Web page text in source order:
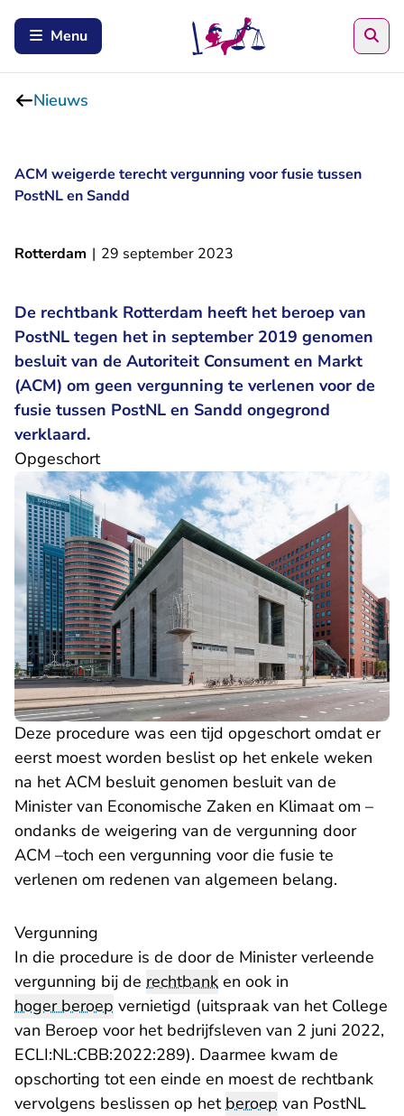
Menu
Nieuws
ACM weigerde terecht vergunning voor fusie tussen
PostNL en Sandd
Rotterdam | 29 september 2023
De rechtbank Rotterdam heeft het beroep van
PostNL tegen het in september 2019 genomen
besluit van de Autoriteit Consument en Markt
(ACM) om geen vergunning te verlenen voor de
fusie tussen PostNL en Sandd ongegrond
verklaard.
Opgeschort
Deze procedure was een tijd opgeschort omdat er
eerst moest worden beslist op het enkele weken
na het ACM besluit genomen besluit van de
Minister van Economische Zaken en Klimaat om –
ondanks de weigering van de vergunning door
ACM –toch een vergunning voor die fusie te
verlenen om redenen van algemeen belang.
Vergunning
In die procedure is de door de Minister verleende
vergunning bij de rechtbank en ook in
hoger beroep vernietigd (uitspraak van het College
van Beroep voor het bedrijfsleven van 2 juni 2022,
ECLI:NL:CBB:2022:289- U verlaat Rechtspraak.nl
). Daarmee kwam de
opschorting tot een einde en moest de rechtbank
vervolgens beslissen op hetberoep van PostNL